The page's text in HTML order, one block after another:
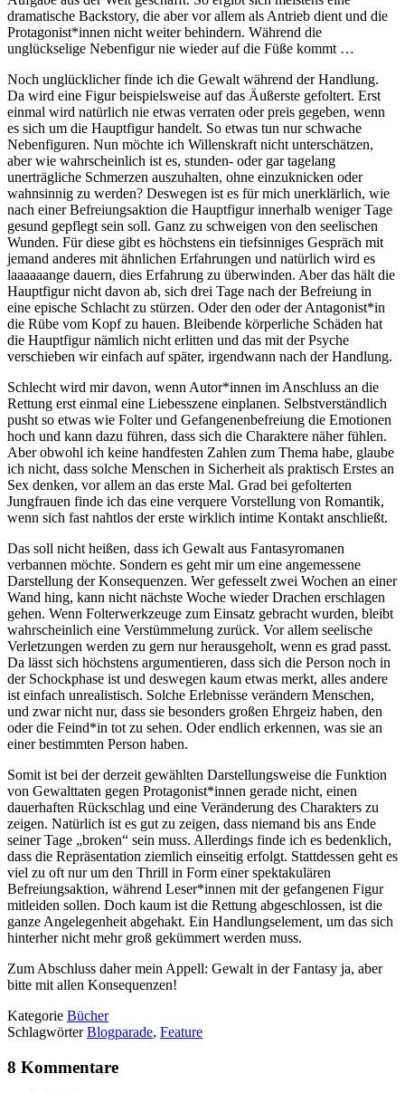
dramatische Backstory, die aber vor allem als Antrieb dient und die
Protagonist*innen nicht weiter behindern. Während die
unglückselige Nebenfigur nie wieder auf die Füße kommt …
Noch unglücklicher finde ich die Gewalt während der Handlung.
Da wird eine Figur beispielsweise auf das Äußerste gefoltert. Erst
einmal wird natürlich nie etwas verraten oder preis gegeben, wenn
es sich um die Hauptfigur handelt. So etwas tun nur schwache
Nebenfiguren. Nun möchte ich Willenskraft nicht unterschätzen,
aber wie wahrscheinlich ist es, stunden- oder gar tagelang
unerträgliche Schmerzen auszuhalten, ohne einzuknicken oder
wahnsinnig zu werden? Deswegen ist es für mich unerklärlich, wie
nach einer Befreiungsaktion die Hauptfigur innerhalb weniger Tage
gesund gepflegt sein soll. Ganz zu schweigen von den seelischen
Wunden. Für diese gibt es höchstens ein tiefsinniges Gespräch mit
jemand anderes mit ähnlichen Erfahrungen und natürlich wird es
laaaaaange dauern, dies Erfahrung zu überwinden. Aber das hält die
Hauptfigur nicht davon ab, sich drei Tage nach der Befreiung in
eine epische Schlacht zu stürzen. Oder den oder der Antagonist*in
die Rübe vom Kopf zu hauen. Bleibende körperliche Schäden hat
die Hauptfigur nämlich nicht erlitten und das mit der Psyche
verschieben wir einfach auf später, irgendwann nach der Handlung.
Schlecht wird mir davon, wenn Autor*innen im Anschluss an die
Rettung erst einmal eine Liebesszene einplanen. Selbstverständlich
pusht so etwas wie Folter und Gefangenenbefreiung die Emotionen
hoch und kann dazu führen, dass sich die Charaktere näher fühlen.
Aber obwohl ich keine handfesten Zahlen zum Thema habe, glaube
ich nicht, dass solche Menschen in Sicherheit als praktisch Erstes an
Sex denken, vor allem an das erste Mal. Grad bei gefolterten
Jungfrauen finde ich das eine verquere Vorstellung von Romantik,
wenn sich fast nahtlos der erste wirklich intime Kontakt anschließt.
Das soll nicht heißen, dass ich Gewalt aus Fantasyromanen
verbannen möchte. Sondern es geht mir um eine angemessene
Darstellung der Konsequenzen. Wer gefesselt zwei Wochen an einer
Wand hing, kann nicht nächste Woche wieder Drachen erschlagen
gehen. Wenn Folterwerkzeuge zum Einsatz gebracht wurden, bleibt
wahrscheinlich eine Verstümmelung zurück. Vor allem seelische
Verletzungen werden zu gern nur herausgeholt, wenn es grad passt.
Da lässt sich höchstens argumentieren, dass sich die Person noch in
der Schockphase ist und deswegen kaum etwas merkt, alles andere
ist einfach unrealistisch. Solche Erlebnisse verändern Menschen,
und zwar nicht nur, dass sie besonders großen Ehrgeiz haben, den
oder die Feind*in tot zu sehen. Oder endlich erkennen, was sie an
einer bestimmten Person haben.
Somit ist bei der derzeit gewählten Darstellungsweise die Funktion
von Gewalttaten gegen Protagonist*innen gerade nicht, einen
dauerhaften Rückschlag und eine Veränderung des Charakters zu
zeigen. Natürlich ist es gut zu zeigen, dass niemand bis ans Ende
seiner Tage „broken“ sein muss. Allerdings finde ich es bedenklich,
dass die Repräsentation ziemlich einseitig erfolgt. Stattdessen geht es
viel zu oft nur um den Thrill in Form einer spektakulären
Befreiungsaktion, während Leser*innen mit der gefangenen Figur
mitleiden sollen. Doch kaum ist die Rettung abgeschlossen, ist die
ganze Angelegenheit abgehakt. Ein Handlungselement, um das sich
hinterher nicht mehr groß gekümmert werden muss.
Zum Abschluss daher mein Appell: Gewalt in der Fantasy ja, aber
bitte mit allen Konsequenzen!
Kategorie Bücher
SchlagwörterBlogparade, Feature
8 Kommentare